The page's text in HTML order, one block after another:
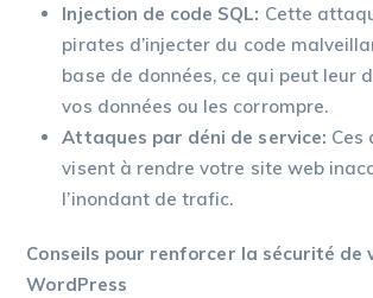
Injection de code SQL: Cette
pirates d’injecter du code
base de données, ce qui peut leur
vos données ou les corrompre.
Attaques par déni de service: Ces
visent à rendre votre site web
l’inondant de trafic.
Conseils pour renforcer la sécurité de
WordPress